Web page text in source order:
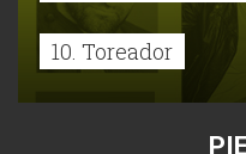
10. Toreador